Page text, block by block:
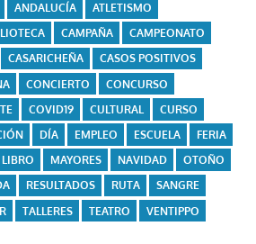
ANDALUCÍA
ATLETISMO
CAMPAÑA
CAMPEONATO
CASARICHEÑA
CASOS POSITIVOS
CONCIERTO
CONCURSO
COVID19 CULTURAL
CURSO
DÍA EMPLEO ESCUELA
FERIA
LIBRO MAYORES NAVIDAD
OTOÑO
RESULTADOS RUTA
SANGRE
TALLERES TEATRO
VENTIPPO